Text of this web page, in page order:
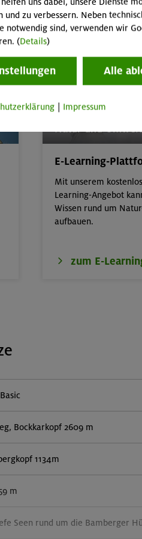
Kinder/
Natur und Umwelt
E-Learning-
Mit unserem
Learning-Angebot
Wissen rund um
aufbauen.
zum E-
Bockkarkopf 2609 m
1134m
m
Seen rund um die Bamberger
und zu verbessern. Neben
notwendig sind, verwenden wir
(Details)
Alle
Impressum